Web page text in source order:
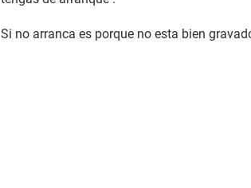
Si no arranca es porque no esta bien